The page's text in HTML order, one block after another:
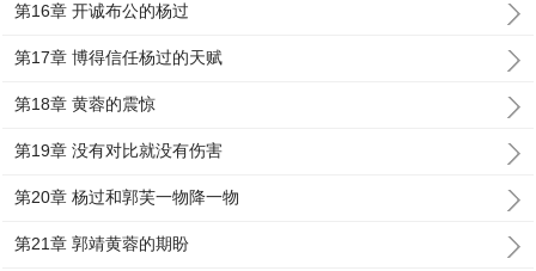
第16章 开诚布公的杨过
第17章 博得信任杨过的天赋
第18章 黄蓉的震惊
第19章 没有对比就没有伤害
第20章 杨过和郭芙一物降一物
第21章 郭靖黄蓉的期盼